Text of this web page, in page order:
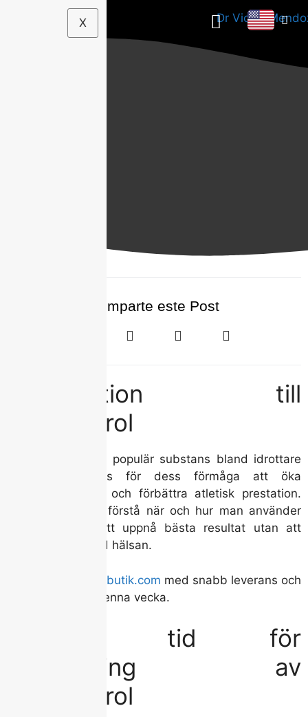
X
Comparte este Post
Introduktion till
clenbuterol
Clenbuterol är en populär substans bland idrottare
och bodybuilders för dess förmåga att öka
fettförbränningen och förbättra atletisk prestation.
Det är viktigt att förstå när och hur man använder
clenbuterol för att uppnå bästa resultat utan att
kompromissa med hälsan.
styrkabutik.com med snabb leverans och
starta din cykel denna vecka.
Optimal tid för
användning av
clenbuterol